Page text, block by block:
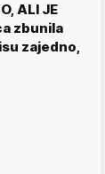
ALI JE
zbunila
zajedno,